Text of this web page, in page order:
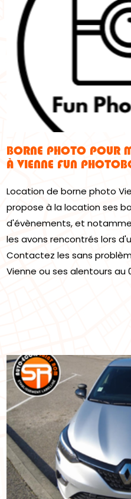
BORNE PHOTO POUR
À VIENNE FUN
Location de borne photo
propose à la location ses
d'évènements, et
les avons rencontrés lors
Contactez les sans
Vienne ou ses alentours au